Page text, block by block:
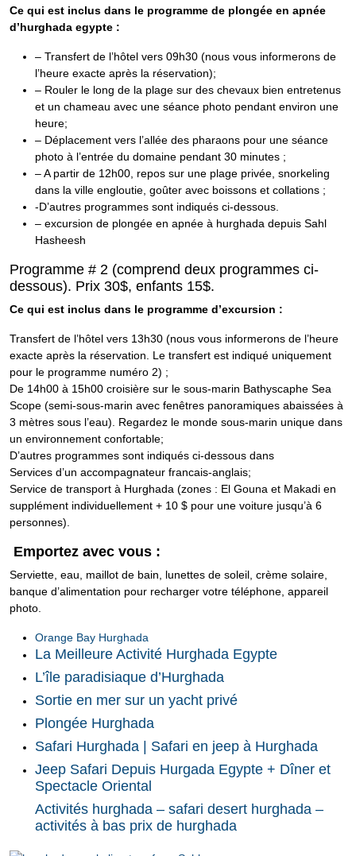
Ce qui est inclus dans le programme de plongée en apnée
d’hurghada egypte :
– Transfert de l’hôtel vers 09h30 (nous vous informerons de
l’heure exacte après la réservation);
– Rouler le long de la plage sur des chevaux bien entretenus
et un chameau avec une séance photo pendant environ une
heure;
– Déplacement vers l’allée des pharaons pour une séance
photo à l’entrée du domaine pendant 30 minutes ;
– A partir de 12h00, repos sur une plage privée, snorkeling
dans la ville engloutie, goûter avec boissons et collations ;
-D’autres programmes sont indiqués ci-dessous.
– excursion de plongée en apnée à hurghada depuis Sahl
Hasheesh
Programme # 2 (comprend deux programmes ci-
dessous). Prix ​​30$, enfants 15$.
Ce qui est inclus dans le programme d’excursion :
Transfert de l’hôtel vers 13h30 (nous vous informerons de l’heure
exacte après la réservation. Le transfert est indiqué uniquement
pour le programme numéro 2) ;
De 14h00 à 15h00 croisière sur le sous-marin Bathyscaphe Sea
Scope (semi-sous-marin avec fenêtres panoramiques abaissées à
3 mètres sous l’eau). Regardez le monde sous-marin unique dans
un environnement confortable;
D’autres programmes sont indiqués ci-dessous dans
Services d’un accompagnateur francais-anglais;
Service de transport à Hurghada (zones : El Gouna et Makadi en
supplément individuellement + 10 $ pour une voiture jusqu’à 6
personnes).
Emportez avec vous :
Serviette, eau, maillot de bain, lunettes de soleil, crème solaire,
banque d’alimentation pour recharger votre téléphone, appareil
photo.
Orange Bay Hurghada
La Meilleure Activité Hurghada Egypte
L’île paradisiaque d’Hurghada
Sortie en mer sur un yacht privé
Plongée Hurghada
Safari Hurghada | Safari en jeep à Hurghada
Jeep Safari Depuis Hurgada Egypte + Dîner et
Spectacle Oriental
Activités hurghada – safari desert hurghada –
activités à bas prix de hurghada